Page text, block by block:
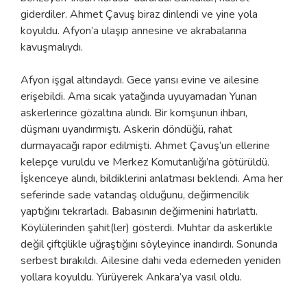
giderdiler. Ahmet Çavuş biraz dinlendi ve yine yola
koyuldu. Afyon’a ulaşıp annesine ve akrabalarına
kavuşmalıydı.
Afyon işgal altındaydı. Gece yarısı evine ve ailesine
erişebildi. Ama sıcak yatağında uyuyamadan Yunan
askerlerince gözaltına alındı. Bir komşunun ihbarı,
düşmanı uyandırmıştı. Askerin döndüğü, rahat
durmayacağı rapor edilmişti. Ahmet Çavuş’un ellerine
kelepçe vuruldu ve Merkez Komutanlığı’na götürüldü.
İşkenceye alındı, bildiklerini anlatması beklendi. Ama her
seferinde sade vatandaş olduğunu, değirmencilik
yaptığını tekrarladı. Babasının değirmenini hatırlattı.
Köylülerinden şahit(ler) gösterdi. Muhtar da askerlikle
değil çiftçilikle uğraştığını söyleyince inandırdı. Sonunda
serbest bırakıldı. Ailesine dahi veda edemeden yeniden
yollara koyuldu. Yürüyerek Ankara’ya vasıl oldu.